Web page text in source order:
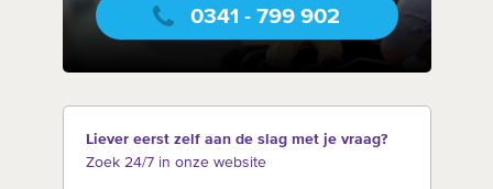
0341 - 799 902
Liever eerst zelf aan de slag met je vraag?
Zoek 24/7 in onze website